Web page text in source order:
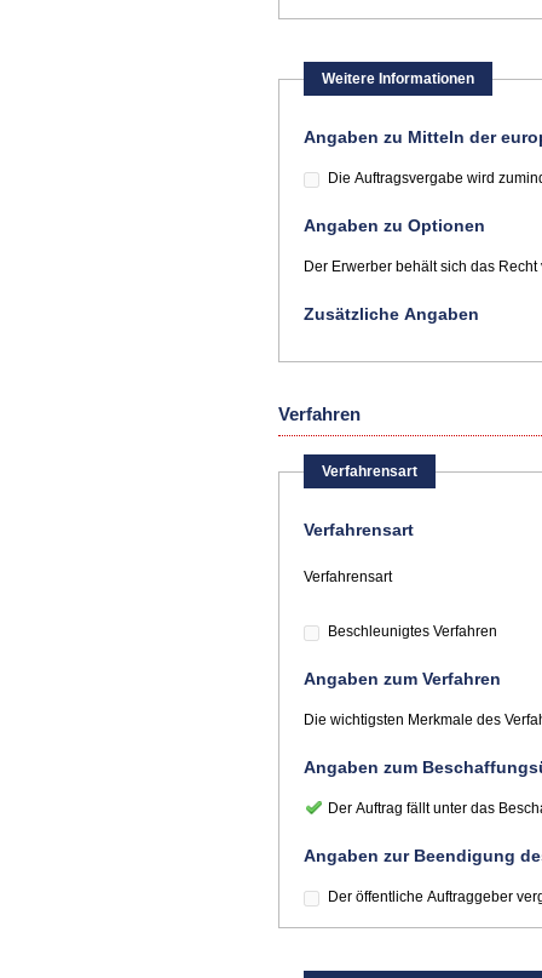
Weitere Informationen
Angaben zu Mitteln der
Die Auftragsvergabe wird
Angaben zu Optionen
Der Erwerber behält sich das
Zusätzliche Angaben
Verfahren
Verfahrensart
Verfahrensart
Verfahrensart
Beschleunigtes Verfahren
Angaben zum Verfahren
Die wichtigsten Merkmale des
Angaben zum
Der Auftrag fällt unter das
Angaben zur Beendigung
Der öffentliche Auftraggeber